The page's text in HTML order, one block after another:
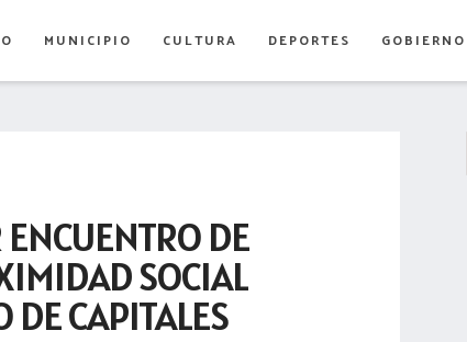
MUNICIPIO CULTURA DEPORTES GOBIERNO
DE
SOCIAL
CAPITALES